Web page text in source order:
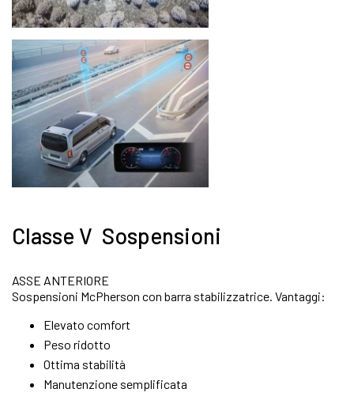
Classe V Sospensioni
ASSE ANTERIORE
Sospensioni McPherson con barra stabilizzatrice. Vantaggi:
Elevato comfort
Peso ridotto
Ottima stabilità
Manutenzione semplificata